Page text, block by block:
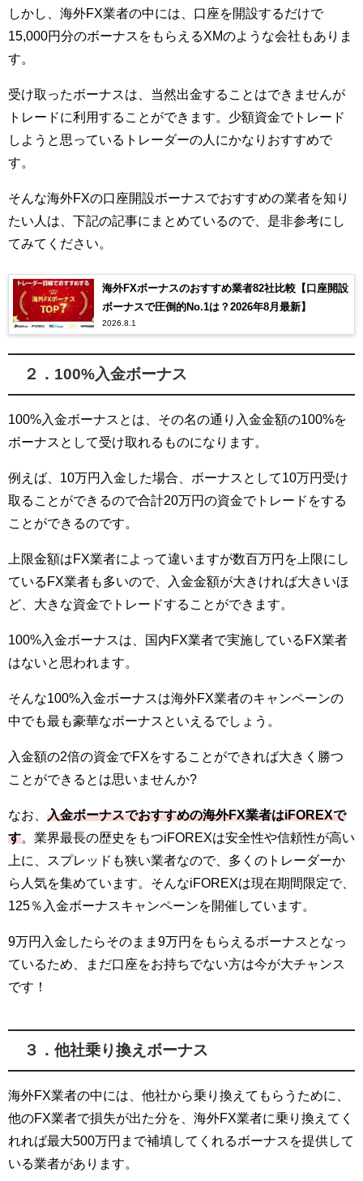
しかし、海外FX業者の中には、口座を開設するだけで
15,000円分のボーナスをもらえるXMのような会社もありま
す。
受け取ったボーナスは、当然出金することはできませんが
トレードに利用することができます。少額資金でトレード
しようと思っているトレーダーの人にかなりおすすめで
す。
そんな海外FXの口座開設ボーナスでおすすめの業者を知り
たい人は、下記の記事にまとめているので、是非参考にし
てみてください。
海外FXボーナスのおすすめ業者82社比較【口座開設
ボーナスで圧倒的No.1は？2026年8月最新】
2026.8.1
２．100%入金ボーナス
100%入金ボーナスとは、その名の通り入金金額の100%を
ボーナスとして受け取れるものになります。
例えば、10万円入金した場合、ボーナスとして10万円受け
取ることができるので合計20万円の資金でトレードをする
ことができるのです。
上限金額はFX業者によって違いますが数百万円を上限にし
ているFX業者も多いので、入金金額が大きければ大きいほ
ど、大きな資金でトレードすることができます。
100%入金ボーナスは、国内FX業者で実施しているFX業者
はないと思われます。
そんな100%入金ボーナスは海外FX業者のキャンペーンの
中でも最も豪華なボーナスといえるでしょう。
入金額の2倍の資金でFXをすることができれば大きく勝つ
ことができるとは思いませんか?
なお、 入金ボーナスでおすすめの海外FX業者はiFOREXで
す。業界最長の歴史をもつiFOREXは安全性や信頼性が高い
上に、スプレッドも狭い業者なので、多くのトレーダーか
ら人気を集めています。そんなiFOREXは現在期間限定で、
125％入金ボーナスキャンペーンを開催しています。
9万円入金したらそのまま9万円をもらえるボーナスとなっ
ているため、まだ口座をお持ちでない方は今が大チャンス
です！
３．他社乗り換えボーナス
海外FX業者の中には、他社から乗り換えてもらうために、
他のFX業者で損失が出た分を、海外FX業者に乗り換えてく
れれば最大500万円まで補填してくれるボーナスを提供して
いる業者があります。